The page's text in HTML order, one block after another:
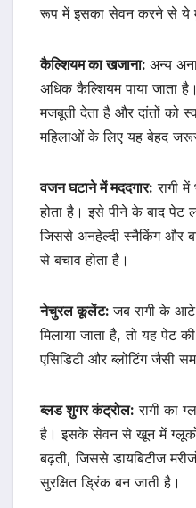
रूप में इसका सेवन करने से ये
कैल्शियम का खजाना: अन्य
अधिक कैल्शियम पाया जाता
मजबूती देता है और दांतों को
महिलाओं के लिए यह बेहद
वजन घटाने में मददगार: रागी
होता है। इसे पीने के बाद पेट
जिससे अनहेल्दी स्नैकिंग और
से बचाव होता है।
नेचुरल कूलेंट:जब रागी के
मिलाया जाता है, तो यह पेट
एसिडिटी और ब्लोटिंग जैसी
ब्लड शुगर कंट्रोल: रागी का
है। इसके सेवन से खून में
बढ़ती, जिससे डायबिटीज
सुरक्षित ड्रिंक बन जाती है।